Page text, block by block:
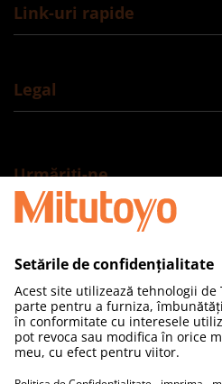
Link-uri rapide
Legal
Urmăriți-ne
Mitutoyo România SRL
Adresă: Drumul Gării Odai, nr. 1A,
Otopeni, Ilfov, 075100, România